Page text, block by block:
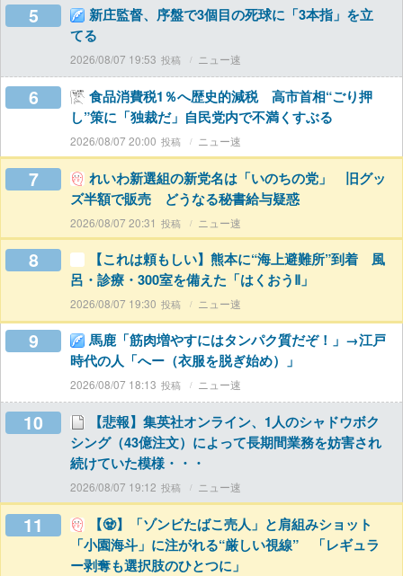
5
新庄監督、序盤で3個目の死球に「3本指」を立
てる
2026/08/07 19:53 ニュー速
6
食品消費税1％へ歴史的減税 高市首相“ごり押
し”策に「独裁だ」自民党内で不満くすぶる
2026/08/07 20:00 ニュー速
7
れいわ新選組の新党名は「いのちの党」 旧グッ
ズ半額で販売 どうなる秘書給与疑惑
2026/08/07 20:31 ニュー速
8
【これは頼もしい】熊本に“海上避難所”到着 風
呂・診療・300室を備えた「はくおうⅡ」
2026/08/07 19:30 ニュー速
9
馬鹿「筋肉増やすにはタンパク質だぞ！」→江戸
時代の人「へー（衣服を脱ぎ始め）」
2026/08/07 18:13 ニュー速
10
【悲報】集英社オンライン、1人のシャドウボク
シング（43億注文）によって長期間業務を妨害され
続けていた模様・・・
2026/08/07 19:12 ニュー速
11
【🧟】「ゾンビたばこ売人」と肩組みショット
「小園海斗」に注がれる“厳しい視線” 「レギュラ
ー剥奪も選択肢のひとつに」